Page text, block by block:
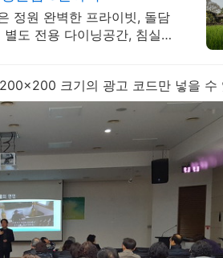
정원 완벽한 프라이빗, 돌담
도 전용 다이닝공간, 침실3,
크기의 광고 코드만 넣을 수